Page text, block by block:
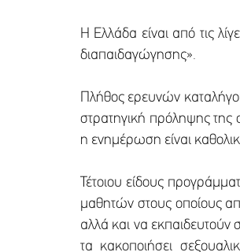
Η Ελλάδα είναι από τις
διαπαιδαγώγησης».
Πλήθος ερευνών
στρατηγική πρόληψης της
η ενημέρωση είναι
Τέτοιου είδους
μαθητών στους οποίους
αλλά και να
τα κακοποιήσει